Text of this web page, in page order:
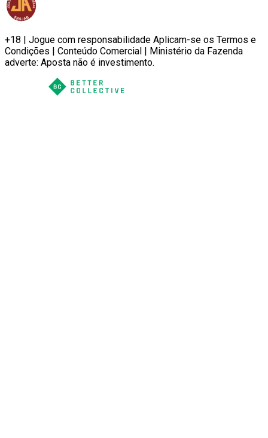
+18 | Jogue com responsabilidade Aplicam-se os Termos e
Condições | Conteúdo Comercial | Ministério da Fazenda
adverte: Aposta não é investimento.